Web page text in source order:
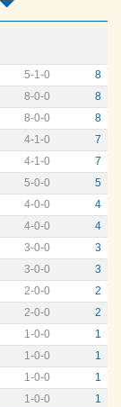
5-1-0
8
8-0-0
8
8-0-0
8
4-1-0
7
4-1-0
7
5-0-0
5
4-0-0
4
4-0-0
4
3-0-0
3
3-0-0
3
2-0-0
2
2-0-0
2
1-0-0
1
1-0-0
1
1-0-0
1
1-0-0 1